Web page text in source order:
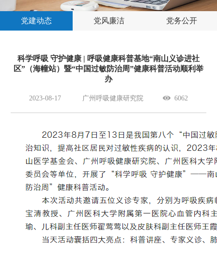
党建动态 党风廉洁 党务公开
科学呼吸 守护健康 | 呼吸健康科普基地“南山义诊进社
区”（海幢站）暨“中国过敏防治周”健康科普活动顺利举
办
2023-08-17 广州呼吸健康研究院 6062